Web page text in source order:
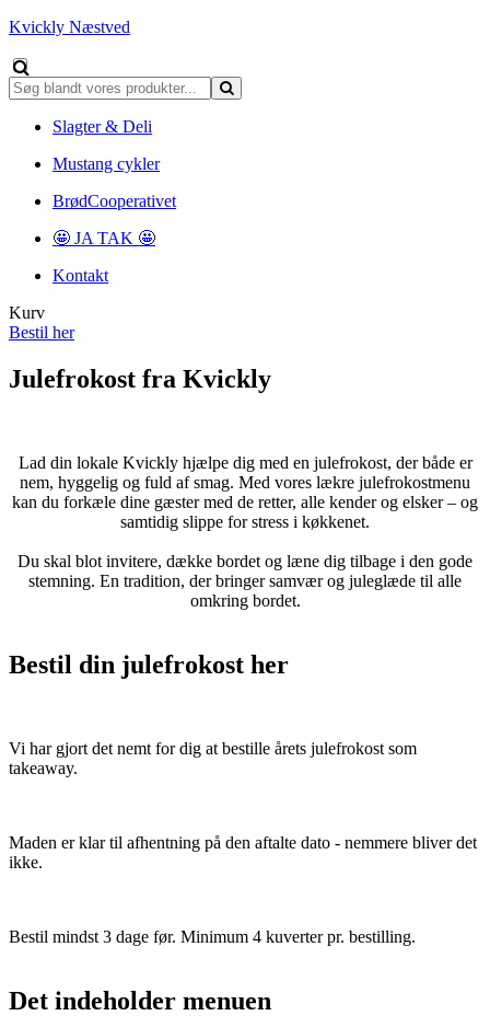
Kvickly Næstved
Slagter & Deli
Mustang cykler
BrødCooperativet
🤩 JA TAK 🤩
Kontakt
Kurv
Bestil her
Julefrokost fra Kvickly
Lad din lokale Kvickly hjælpe dig med en julefrokost, der både er
nem, hyggelig og fuld af smag. Med vores lækre julefrokostmenu
kan du forkæle dine gæster med de retter, alle kender og elsker – og
samtidig slippe for stress i køkkenet.
Du skal blot invitere, dække bordet og læne dig tilbage i den gode
stemning. En tradition, der bringer samvær og juleglæde til alle
omkring bordet.
Bestil din julefrokost her
Vi har gjort det nemt for dig at bestille årets julefrokost som
takeaway.
Maden er klar til afhentning på den aftalte dato - nemmere bliver det
ikke.
Bestil mindst 3 dage før. Minimum 4 kuverter pr. bestilling.
Det indeholder menuen